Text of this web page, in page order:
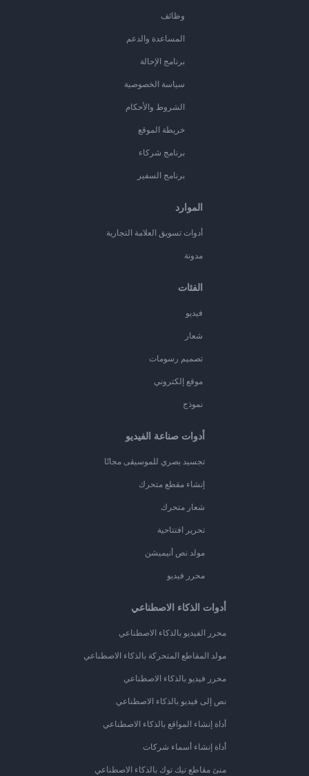
وظائف
المساعدة والدعم
برنامج الإحالة
سياسة الخصوصية
الشروط والأحكام
خريطة الموقع
برنامج شركاء
برنامج السفير
الموارد
أدوات تسويق العلامة التجارية
مدونة
الفئات
فيديو
شعار
تصميم رسومات
موقع إلكتروني
نموذج
أدوات صناعة الفيديو
تجسيد بصري للموسيقى مجانًا
إنشاء مقطع متحرك
شعار متحرك
تحرير افتتاحية
مولد نص أنيميشن
محرر فيديو
أدوات الذكاء الاصطناعي
محرر الفيديو بالذكاء الاصطناعي
مولد المقاطع المتحركة بالذكاء الاصطناعي
محرر فيديو بالذكاء الاصطناعي
نص إلى فيديو بالذكاء الاصطناعي
أداة إنشاء المواقع بالذكاء الاصطناعي
أداة إنشاء أسماء شركات
منئ مقاطع تيك توك بالذكاء الاصطناعي